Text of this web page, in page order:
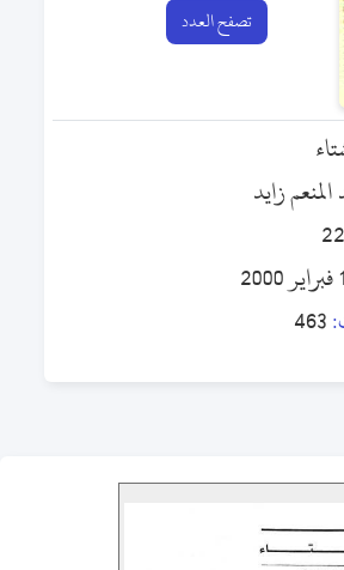
تصفح العدد
زايد
1 فبراير 2000
463